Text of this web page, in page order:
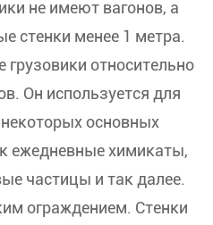
не имеют вагонов, а
стенки менее 1 метра.
относительно
Он используется для
основных
ежедневные химикаты,
частицы и так далее.
ограждением. Стенки